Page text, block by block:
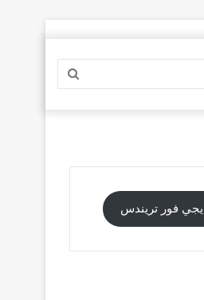
بحث
فور تريندس